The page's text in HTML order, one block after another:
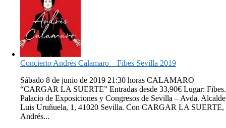
Concierto Andrés Calamaro – Fibes Sevilla 2019
Sábado 8 de junio de 2019 21:30 horas CALAMARO
“CARGAR LA SUERTE” Entradas desde 33,90€ Lugar: Fibes.
Palacio de Exposiciones y Congresos de Sevilla – Avda. Alcalde
Luis Uruñuela, 1, 41020 Sevilla. Con CARGAR LA SUERTE,
Andrés...